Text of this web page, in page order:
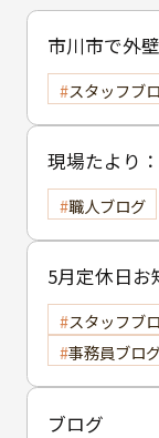
市川市で外
｜ 色選びの
スタッフブ
現場たより
職人ブログ
5月定休日お
スタッフブ
事務員ブロ
ブログ